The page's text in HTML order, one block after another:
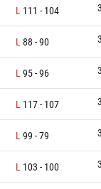
L 111 - 104
L 88 -90
L 95-96
L 117- 107
L 99 -79
L 103 - 100